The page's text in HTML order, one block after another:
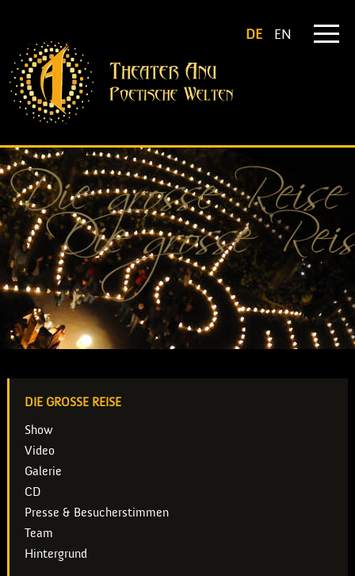
DE EN
DIE GROSSE REISE
Show
Video
Galerie
CD
Presse & Besucherstimmen
Team
Hintergrund